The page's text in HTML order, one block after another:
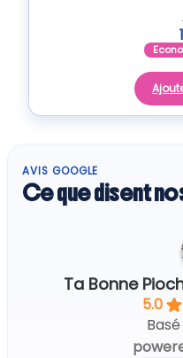
AVIS GOOGLE
Ce que disent
Ta Bonne
5.0
Basé